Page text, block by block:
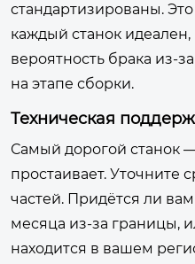
стандартизированы.
каждый станок
вероятность брака из-
на этапе сборки.
Техническая
Самый дорогой станок
простаивает. Уточните
частей. Придётся ли
месяца из-за границы,
находится в вашем